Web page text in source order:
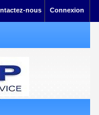
Connexion
nous